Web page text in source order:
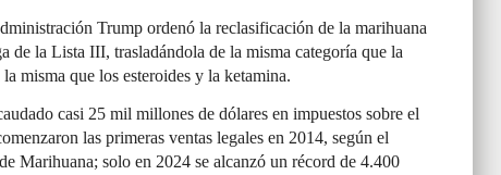
Trump ordenó la reclasificación de la marihuana
de la Lista III, trasladándola de la misma categoría que la
misma que los esteroides y la ketamina.
casi 25 mil millones de dólares en impuestos sobre el
las primeras ventas legales en 2014, según el
Marihuana; solo en 2024 se alcanzó un récord de 4.400